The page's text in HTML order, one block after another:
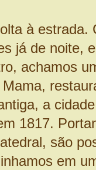
à estrada.
já de noite,
achamos
a
1817.
são
em